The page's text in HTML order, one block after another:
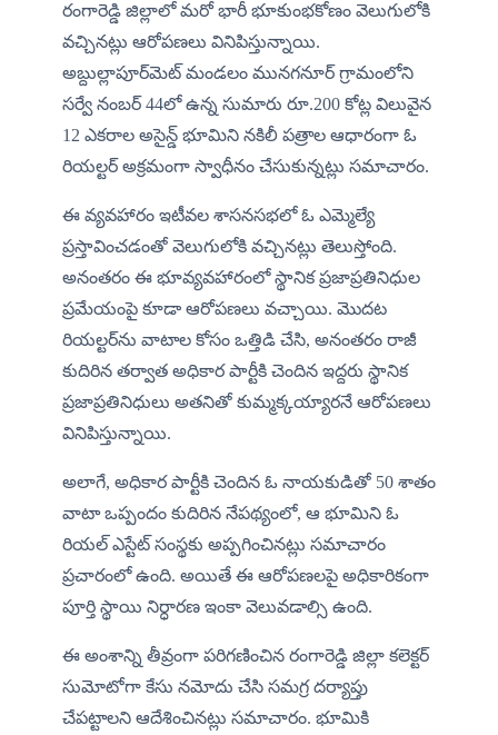
రంగారెడ్డి జిల్లాలో మరో భారీ భూకుంభకోణం వెలుగులోకి
వచ్చినట్లు ఆరోపణలు వినిపిస్తున్నాయి.
అబ్దుల్లాపూర్‌మెట్ మండలం మునగనూర్ గ్రామంలోని
సర్వే నంబర్ 44లో ఉన్న సుమారు రూ.200 కోట్ల విలువైన
12 ఎకరాల అసైన్డ్ భూమిని నకిలీ పత్రాల ఆధారంగా ఓ
రియల్టర్ అక్రమంగా స్వాధీనం చేసుకున్నట్లు సమాచారం.
ఈ వ్యవహారం ఇటీవల శాసనసభలో ఓ ఎమ్మెల్యే
ప్రస్తావించడంతో వెలుగులోకి వచ్చినట్లు తెలుస్తోంది.
అనంతరం ఈ భూవ్యవహారంలో స్థానిక ప్రజాప్రతినిధుల
ప్రమేయంపై కూడా ఆరోపణలు వచ్చాయి. మొదట
రియల్టర్‌ను వాటాల కోసం ఒత్తిడి చేసి, అనంతరం రాజీ
కుదిరిన తర్వాత అధికార పార్టీకి చెందిన ఇద్దరు స్థానిక
ప్రజాప్రతినిధులు అతనితో కుమ్మక్కయ్యారనే ఆరోపణలు
వినిపిస్తున్నాయి.
అలాగే, అధికార పార్టీకి చెందిన ఓ నాయకుడితో 50 శాతం
వాటా ఒప్పందం కుదిరిన నేపథ్యంలో, ఆ భూమిని ఓ
రియల్ ఎస్టేట్ సంస్థకు అప్పగించినట్లు సమాచారం
ప్రచారంలో ఉంది. అయితే ఈ ఆరోపణలపై అధికారికంగా
పూర్తి స్థాయి నిర్ధారణ ఇంకా వెలువడాల్సి ఉంది.
ఈ అంశాన్ని తీవ్రంగా పరిగణించిన రంగారెడ్డి జిల్లా కలెక్టర్
సుమోటోగా కేసు నమోదు చేసి సమగ్ర దర్యాప్తు
చేపట్టాలని ఆదేశించినట్లు సమాచారం. భూమికి